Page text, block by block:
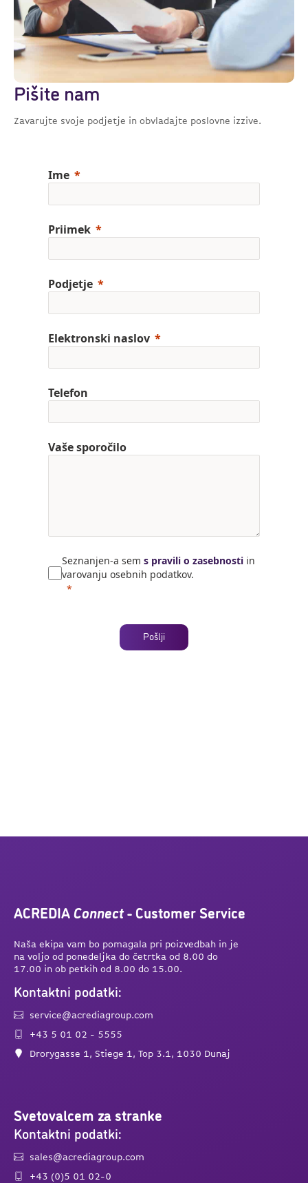
Pišite nam
Zavarujte svoje podjetje in obvladajte poslovne izzive.
Ime
Priimek
Podjetje
Elektronski naslov
Telefon
Vaše sporočilo
Seznanjen-a sem s pravili o zasebnosti in
varovanju osebnih podatkov.
Pošlji
ACREDIA Connect- Customer Service
Naša ekipa vam bo pomagala pri poizvedbah in je
na voljo od ponedeljka do četrtka od 8.00 do
17.00 in ob petkih od 8.00 do 15.00.
Kontaktni podatki:
service@acrediagroup.com
+43 5 01 02 - 5555
Drorygasse 1, Stiege 1, Top 3.1, 1030 Dunaj
Svetovalcem za stranke
Kontaktni podatki:
sales@acrediagroup.com
+43 (0)5 01 02-0